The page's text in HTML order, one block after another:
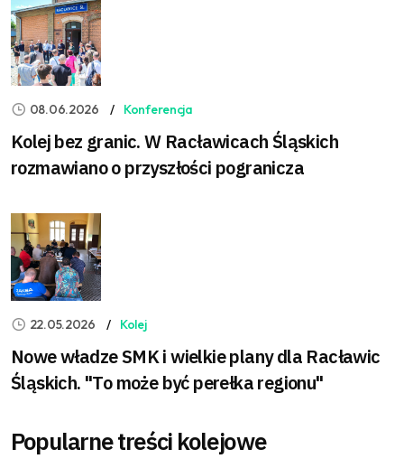
08.06.2026 Konferencja
Kolej bez granic. W Racławicach Śląskich
rozmawiano o przyszłości pogranicza
22.05.2026 Kolej
Nowe władze SMK i wielkie plany dla Racławic
Śląskich. "To może być perełka regionu"
Popularne treści kolejowe